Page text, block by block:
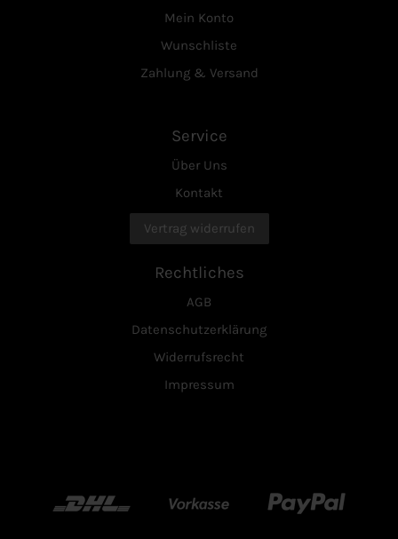
Mein Konto
Wunschliste
Zahlung & Versand
Service
Über Uns
Kontakt
Vertrag widerrufen
Rechtliches
AGB
Datenschutzerklärung
Widerrufsrecht
Impressum
DHL Vorkasse Paypal